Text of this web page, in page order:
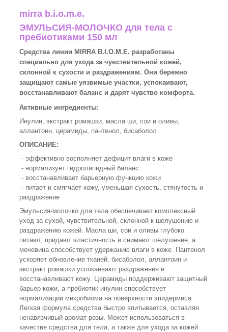
mirra b.i.o.m.e.
ЭМУЛЬСИЯ-МОЛОЧКО для тела с
пребиотиками 150 мл
Средства линии MIRRA B.I.O.M.E. разработаны
специально для ухода за чувствительной кожей,
склонной к сухости и раздражениям. Они бережно
защищают самые уязвимые участки, успокаивают,
восстанавливают баланс и дарят чувство комфорта.
Активные ингредиенты:
Инулин, экстракт ромашки, масла ши, сои и оливы,
аллантоин, церамиды, пантенол, бисаболол
ОПИСАНИЕ:
- эффективно восполняет дефицит влаги в коже
- нормализует гидролипидный баланс
- восстанавливает барьерную функцию кожи
- питает и смягчает кожу, уменьшая сухость, стянутость и
раздражение
Эмульсия-молочко для тела обеспечивает комплексный
уход за сухой, чувствительной, склонной к шелушению и
раздражению кожей. Масла ши, сои и оливы глубоко
питают, придают эластичность и снимают шелушение, а
мочевина способствует удержанию влаги в коже. Пантенол
ускоряет обновление тканей, бисаболол, аллантоин и
экстракт ромашки успокаивают раздражения и
восстанавливают кожу. Церамиды поддерживают защитный
барьер кожи, а пребиотик инулин способствует
нормализации микробиома на поверхности эпидермиса.
Легкая формула средства быстро впитывается, оставляя
ненавязчивый аромат розы. Может использоваться в
качестве средства для тела, а также для ухода за кожей